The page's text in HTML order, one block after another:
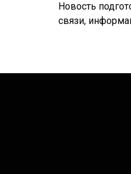
Новость
связи,